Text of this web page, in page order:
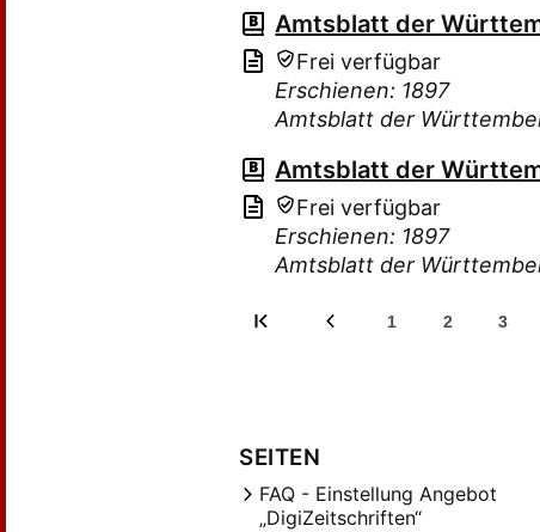
Amtsblatt der
Frei verfügbar
Erschienen: 1897
Amtsblatt der
Amtsblatt der
Frei verfügbar
Erschienen: 1897
Amtsblatt der
1 2 3
SEITEN
FAQ - Einstellung Angebot
„DigiZeitschriften“